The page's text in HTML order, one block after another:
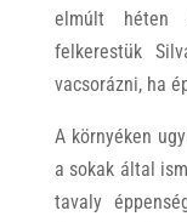
elmúlt héten
felkerestük
vacsorázni, ha
A környéken
a sokak által
tavaly